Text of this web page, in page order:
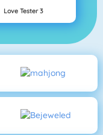
Love Tester 3